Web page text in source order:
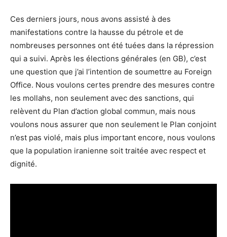
Ces derniers jours, nous avons assisté à des
manifestations contre la hausse du pétrole et de
nombreuses personnes ont été tuées dans la répression
qui a suivi. Après les élections générales (en GB), c’est
une question que j’ai l’intention de soumettre au Foreign
Office. Nous voulons certes prendre des mesures contre
les mollahs, non seulement avec des sanctions, qui
relèvent du Plan d’action global commun, mais nous
voulons nous assurer que non seulement le Plan conjoint
n’est pas violé, mais plus important encore, nous voulons
que la population iranienne soit traitée avec respect et
dignité.